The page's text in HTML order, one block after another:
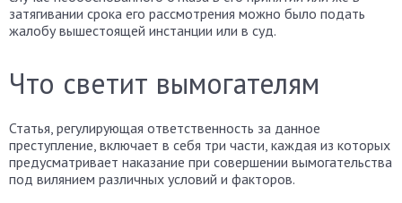
затягивании срока его рассмотрения можно было подать
жалобу вышестоящей инстанции или в суд.
Что светит вымогателям
Статья, регулирующая ответственность за данное
преступление, включает в себя три части, каждая из которых
предусматривает наказание при совершении вымогательства
под вилянием различных условий и факторов.